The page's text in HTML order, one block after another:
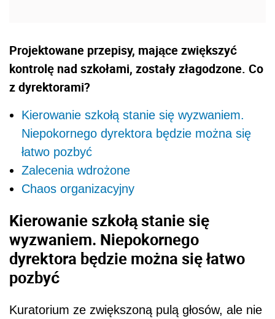
Projektowane przepisy, mające zwiększyć
kontrolę nad szkołami, zostały złagodzone. Co
z dyrektorami?
Kierowanie szkołą stanie się wyzwaniem.
Niepokornego dyrektora będzie można się
łatwo pozbyć
Zalecenia wdrożone
Chaos organizacyjny
Kierowanie szkołą stanie się
wyzwaniem. Niepokornego
dyrektora będzie można się łatwo
pozbyć
Kuratorium ze zwiększoną pulą głosów, ale nie